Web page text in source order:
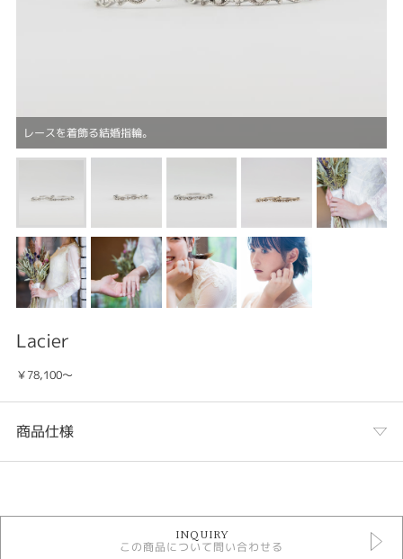
レースを着飾る結婚指輪。
Lacier
￥78,100～
商品仕様
マリッジリング個性的
INQUIRY
この商品について問い合わせる